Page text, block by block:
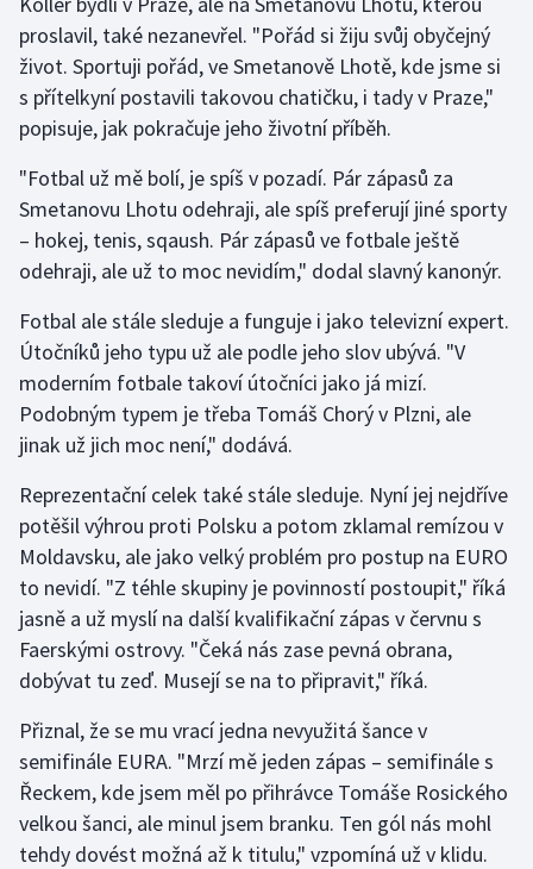
Stolní tenis
Triatlon
Veslování
Vodní slalom
Volejbal
proslavil, také nezanevřel. "Pořád si žiju svůj obyčejný
život. Sportuji pořád, ve Smetanově Lhotě, kde jsme si
s přítelkyní postavili takovou chatičku, i tady v Praze,"
popisuje, jak pokračuje jeho životní příběh.
"Fotbal už mě bolí, je spíš v pozadí. Pár zápasů za
Smetanovu Lhotu odehraji, ale spíš preferují jiné sporty
– hokej, tenis, sqaush. Pár zápasů ve fotbale ještě
odehraji, ale už to moc nevidím," dodal slavný kanonýr.
Fotbal ale stále sleduje a funguje i jako televizní expert.
Útočníků jeho typu už ale podle jeho slov ubývá. "V
moderním fotbale takoví útočníci jako já mizí.
Podobným typem je třeba Tomáš Chorý v Plzni, ale
jinak už jich moc není," dodává.
Reprezentační celek také stále sleduje. Nyní jej nejdříve
potěšil výhrou proti Polsku a potom zklamal remízou v
Moldavsku, ale jako velký problém pro postup na EURO
to nevidí. "Z téhle skupiny je povinností postoupit," říká
jasně a už myslí na další kvalifikační zápas v červnu s
Faerskými ostrovy. "Čeká nás zase pevná obrana,
dobývat tu zeď. Musejí se na to připravit," říká.
Přiznal, že se mu vrací jedna nevyužitá šance v
semifinále EURA. "Mrzí mě jeden zápas – semifinále s
Řeckem, kde jsem měl po přihrávce Tomáše Rosického
velkou šanci, ale minul jsem branku. Ten gól nás mohl
tehdy dovést možná až k titulu," vzpomíná už v klidu.